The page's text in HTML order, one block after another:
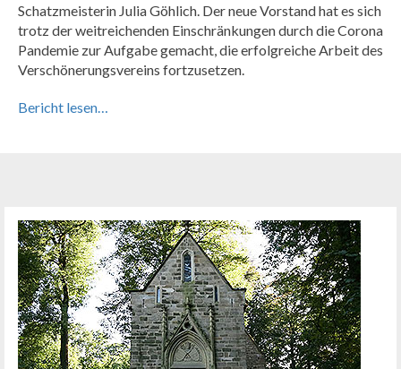
Schatzmeisterin Julia Göhlich. Der neue Vorstand hat es sich
trotz der weitreichenden Einschränkungen durch die Corona
Pandemie zur Aufgabe gemacht, die erfolgreiche Arbeit des
Verschönerungsvereins fortzusetzen.
Bericht lesen…